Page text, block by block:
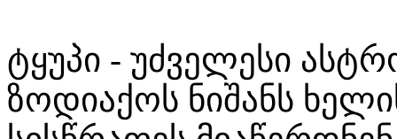
ტყუპი - უძველესი
ზოდიაქოს ნიშანს